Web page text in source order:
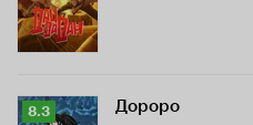
Рейтинг
8.3 Дороро